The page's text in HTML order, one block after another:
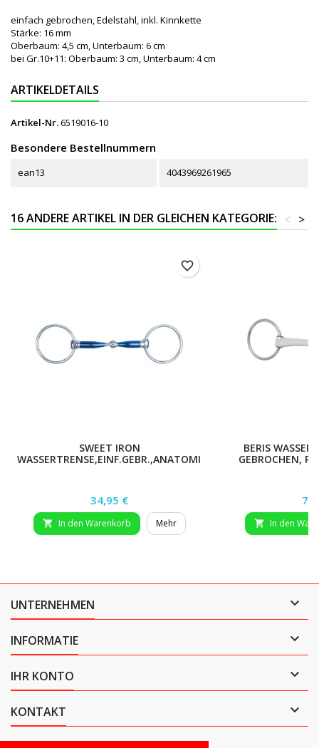
einfach gebrochen, Edelstahl, inkl. Kinnkette
Stärke: 16 mm
Oberbaum: 4,5 cm, Unterbaum: 6 cm
bei Gr.10+11: Oberbaum: 3 cm, Unterbaum: 4 cm
ARTIKELDETAILS
Artikel-Nr.6519016-10
Besondere Bestellnummern
ean13 4043969261965
16 ANDERE ARTIKEL IN DER GLEICHEN KATEGORIE: >
<
SWEET IRON
WASSERTRENSE,EINF.GEBR.,ANATOMISCH,S:16
Preis
34,95 €
 In den Warenkorb Mehr
favorite_border
BERIS
GEBROCHEN,
 In den
UNTERNEHMEN 
INFORMATIE 
IHR KONTO 
KONTAKT 